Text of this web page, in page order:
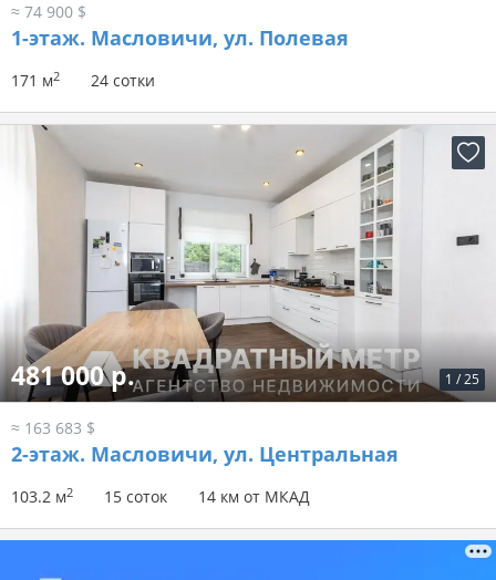
≈ 74 900 $
1-этаж. Масловичи, ул. Полевая
171 м2 24 сотки
1 /25
481 000 р.
≈ 163 683 $
2-этаж. Масловичи, ул. Центральная
103.2 м2 15 соток 14 км от МКАД